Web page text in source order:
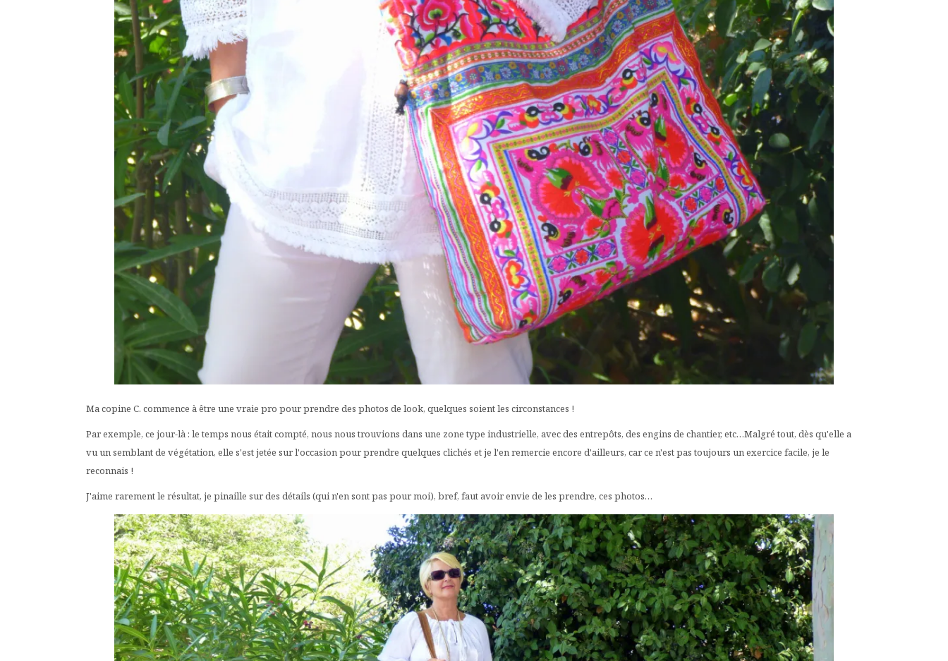
Ma copine C. commence à être une vraie pro pour prendre des photos de look, quelques soient les circonstances !
Par exemple, ce jour-là : le temps nous était compté, nous nous trouvions dans une zone type industrielle, avec des entrepôts, des engins de chantier, etc…Malgré tout, dès qu'elle a
vu un semblant de végétation, elle s'est jetée sur l'occasion pour prendre quelques clichés et je l'en remercie encore d'ailleurs, car ce n'est pas toujours un exercice facile, je le
reconnais !
J'aime rarement le résultat, je pinaille sur des détails (qui n'en sont pas pour moi), bref, faut avoir envie de les prendre, ces photos…